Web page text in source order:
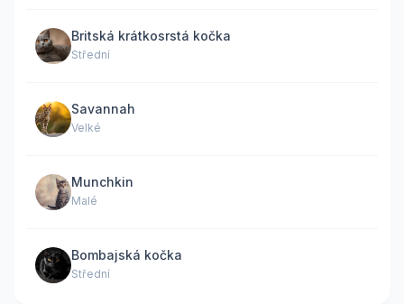
Britská krátkosrstá kočka
Střední
Savannah
Velké
Munchkin
Malé
Bombajská kočka
Střední